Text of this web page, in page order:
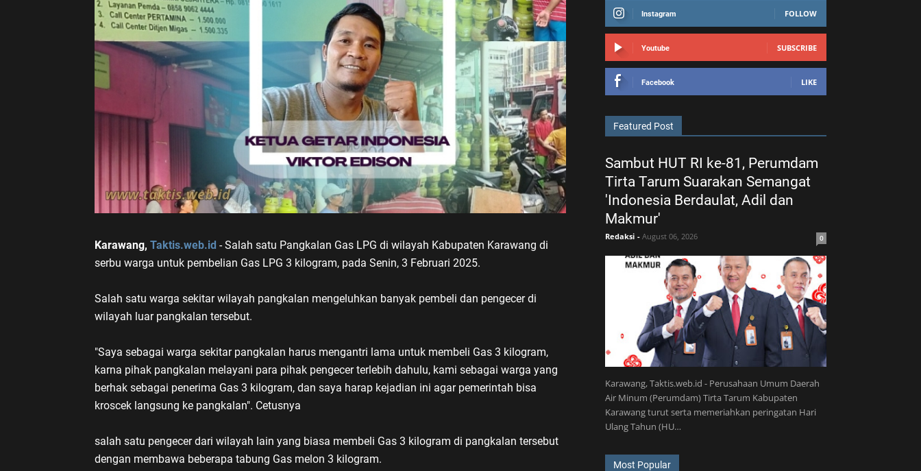
Karawang, Taktis.web.id - Salah satu Pangkalan Gas LPG di wilayah Kabupaten Karawang di
serbu warga untuk pembelian Gas LPG 3 kilogram, pada Senin, 3 Februari 2025.
Salah satu warga sekitar wilayah pangkalan mengeluhkan banyak pembeli dan pengecer di
wilayah luar pangkalan tersebut.
"Saya sebagai warga sekitar pangkalan harus mengantri lama untuk membeli Gas 3 kilogram,
karna pihak pangkalan melayani para pihak pengecer terlebih dahulu, kami sebagai warga yang
berhak sebagai penerima Gas 3 kilogram, dan saya harap kejadian ini agar pemerintah bisa
kroscek langsung ke pangkalan". Cetusnya
salah satu pengecer dari wilayah lain yang biasa membeli Gas 3 kilogram di pangkalan tersebut
dengan membawa beberapa tabung Gas melon 3 kilogram.
Instagram FOLLOW
Youtube SUBSCRIBE
Facebook LIKE
Featured Post
Sambut HUT RI ke-81, Perumdam
Tirta Tarum Suarakan Semangat
'Indonesia Berdaulat, Adil dan
Makmur'
Redaksi - August 06, 2026 0
Karawang, Taktis.web.id - Perusahaan Umum Daerah
Air Minum (Perumdam) Tirta Tarum Kabupaten
Karawang turut serta memeriahkan peringatan Hari
Ulang Tahun (HU…
Most Popular